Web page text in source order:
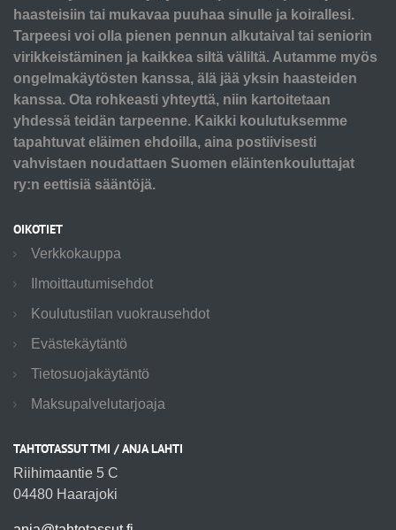
haasteisiin tai mukavaa puuhaa sinulle ja koirallesi.
Tarpeesi voi olla pienen pennun alkutaival tai seniorin
virikkeistäminen ja kaikkea siltä väliltä. Autamme myös
ongelmakäytösten kanssa, älä jää yksin haasteiden
kanssa. Ota rohkeasti yhteyttä, niin kartoitetaan
yhdessä teidän tarpeenne. Kaikki koulutuksemme
tapahtuvat eläimen ehdoilla, aina postiivisesti
vahvistaen noudattaen Suomen eläintenkouluttajat
ry:n eettisiä sääntöjä.
OIKOTIET
Verkkokauppa
Ilmoittautumisehdot
Koulutustilan vuokrausehdot
Evästekäytäntö
Tietosuojakäytäntö
Maksupalvelutarjoaja
TAHTOTASSUT TMI / ANJA LAHTI
Riihimaantie 5 C
04480 Haarajoki